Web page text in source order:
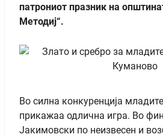
патрониот празник на
Методиј“.
Во силна конкуренција
прикажаа одлична игра. Во
Јакимовски по неизвесен и